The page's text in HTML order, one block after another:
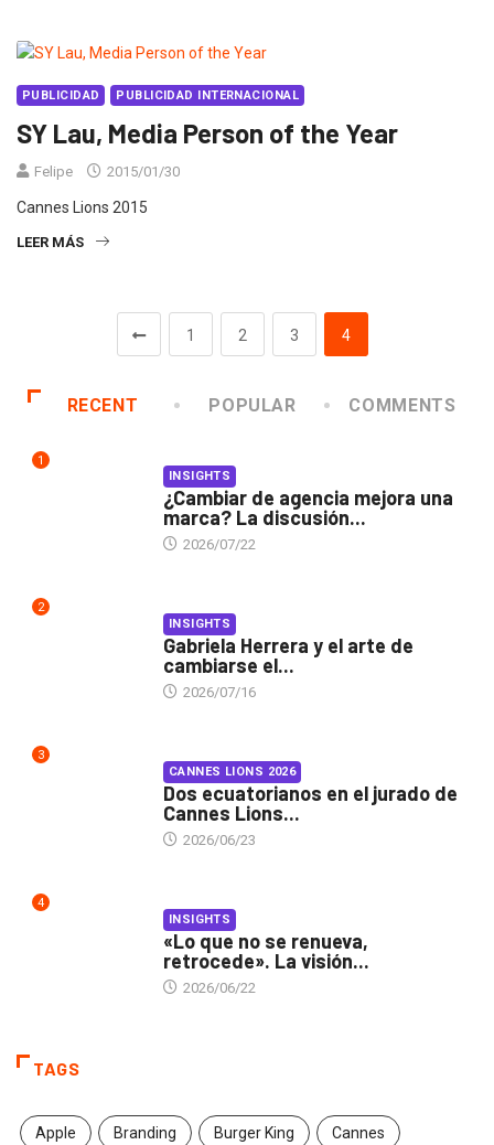
PUBLICIDAD PUBLICIDAD INTERNACIONAL
SY Lau, Media Person of the Year
Felipe 2015/01/30
Cannes Lions 2015
LEER MÁS
1 2 3 4
RECENT POPULAR COMMENTS
1
INSIGHTS
¿Cambiar de agencia mejora una
marca? La discusión...
2026/07/22
2
INSIGHTS
Gabriela Herrera y el arte de
cambiarse el...
2026/07/16
3
CANNES LIONS 2026
Dos ecuatorianos en el jurado de
Cannes Lions...
2026/06/23
4
INSIGHTS
«Lo que no se renueva,
retrocede». La visión...
2026/06/22
TAGS
Apple Branding Burger King Cannes